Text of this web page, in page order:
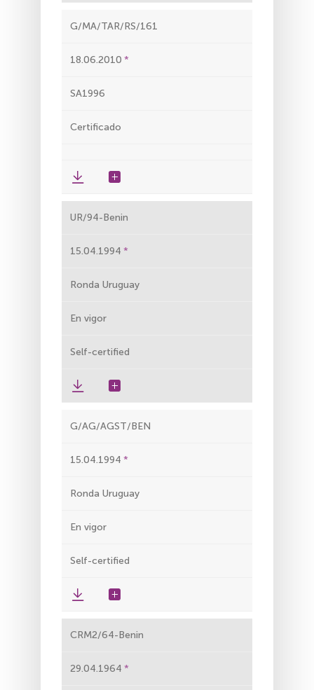
G/MA/TAR/RS/161
18.06.2010
SA1996
Certificado
UR/94-Benin
15.04.1994
Ronda Uruguay
En vigor
Self-certified
G/AG/AGST/BEN
15.04.1994
Ronda Uruguay
En vigor
Self-certified
CRM2/64-Benin
29.04.1964